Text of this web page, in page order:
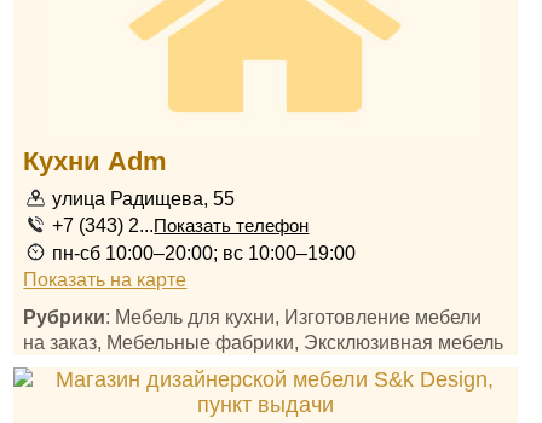
Кухни Adm
улица Радищева, 55
+7 (343) 2...Показать телефон
пн-сб 10:00–20:00; вс 10:00–19:00
Показать на карте
Рубрики: Мебель для кухни, Изготовление мебели
на заказ, Мебельные фабрики, Эксклюзивная мебель